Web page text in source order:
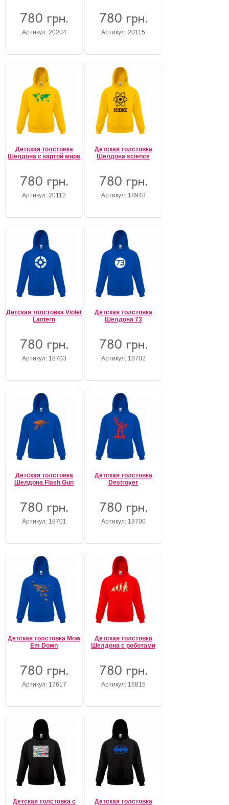
780 грн.
Артикул: 20204
780 грн.
Артикул: 20115
Детская толстовка
Шелдона с картой мира
780 грн.
Артикул: 20112
Детская толстовка
Шелдона science
780 грн.
Артикул: 18948
Детская толстовка Violet
Lantern
780 грн.
Артикул: 18703
Детская толстовка
Шелдона 73
780 грн.
Артикул: 18702
Детская толстовка
Шелдона Flash Gun
780 грн.
Артикул: 18701
Детская толстовка
Destroyer
780 грн.
Артикул: 18700
Детская толстовка Mow
Em Down
780 грн.
Артикул: 17617
Детская толстовка
Шелдона с роботами
780 грн.
Артикул: 16815
Детская толстовка с Детская толстовка